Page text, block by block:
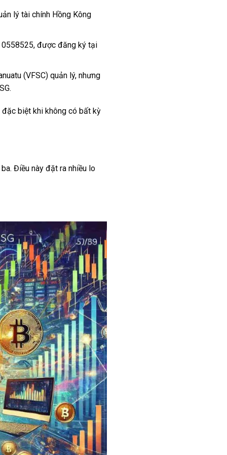
lý tài chính Hồng Kông
0558525, được đăng ký tại
(VFSC) quản lý, nhưng
biệt khi không có bất kỳ
Điều này đặt ra nhiều lo